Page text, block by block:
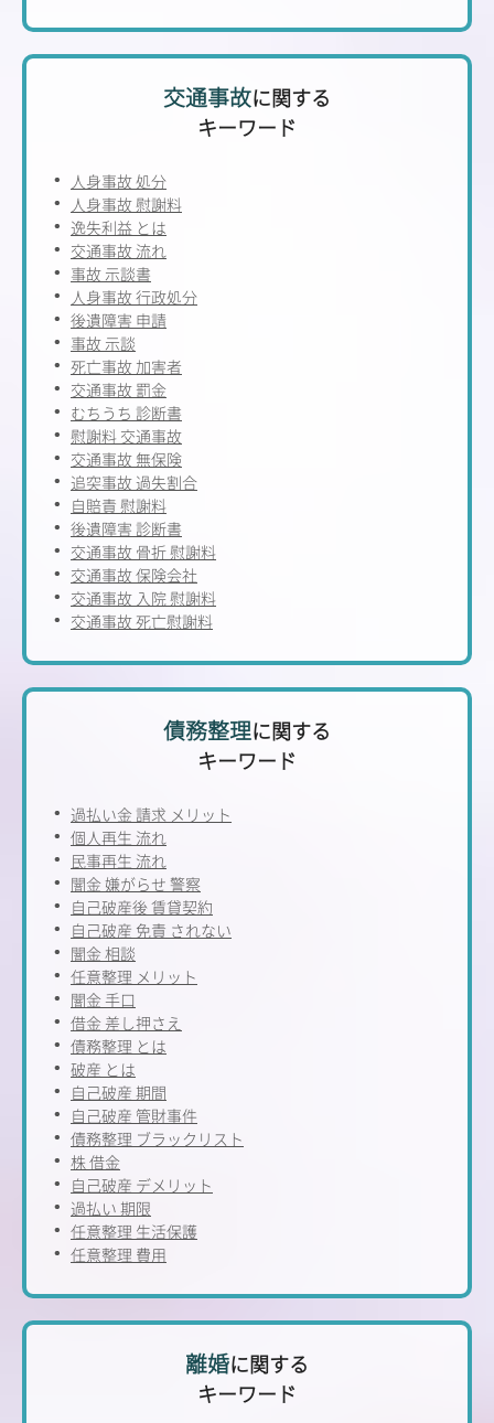
交通事故に関する
キーワード
人身事故 処分
人身事故 慰謝料
逸失利益 とは
交通事故 流れ
事故 示談書
人身事故 行政処分
後遺障害 申請
事故 示談
死亡事故 加害者
交通事故 罰金
むちうち 診断書
慰謝料 交通事故
交通事故 無保険
追突事故 過失割合
自賠責 慰謝料
後遺障害 診断書
交通事故 骨折 慰謝料
交通事故 保険会社
交通事故 入院 慰謝料
交通事故 死亡慰謝料
債務整理に関する
キーワード
過払い金 請求 メリット
個人再生 流れ
民事再生 流れ
闇金 嫌がらせ 警察
自己破産後 賃貸契約
自己破産 免責 されない
闇金 相談
任意整理 メリット
闇金 手口
借金 差し押さえ
債務整理 とは
破産 とは
自己破産 期間
自己破産 管財事件
債務整理 ブラックリスト
株 借金
自己破産 デメリット
過払い 期限
任意整理 生活保護
任意整理 費用
離婚に関する
キーワード